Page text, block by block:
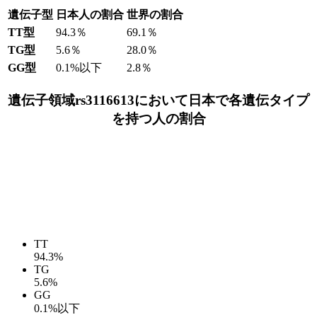
遺伝子型 日本人の割合 世界の割合
TT型
94.3％
69.1％
TG型
5.6％
28.0％
GG型
0.1%以下 2.8％
遺伝子領域rs3116613において日本で各遺伝タイプ
を持つ人の割合
TT
94.3%
TG
5.6%
GG
0.1%以下